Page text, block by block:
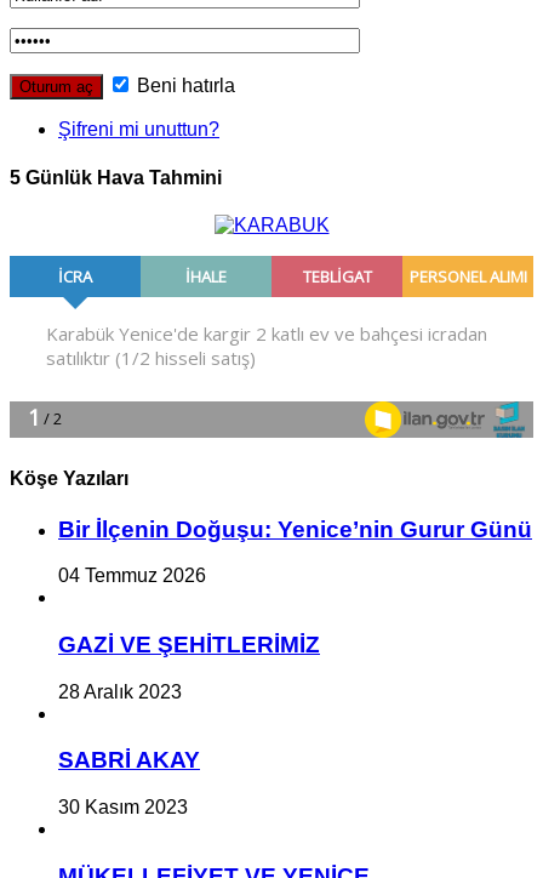
Beni hatırla
Şifreni mi unuttun?
5 Günlük Hava Tahmini
Köşe Yazıları
Bir İlçe­nin Do­ğu­şu: Ye­ni­ce’nin Gurur Günü
04 Temmuz 2026
GAZİ VE ŞEHİTLERİMİZ
28 Aralık 2023
SABRİ AKAY
30 Kasım 2023